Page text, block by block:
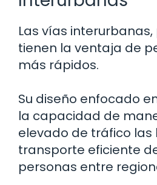
Las vías
tienen la ventaja de
más rápidos.
Su diseño enfocado
la capacidad de
elevado de tráfico
transporte eficiente
personas entre